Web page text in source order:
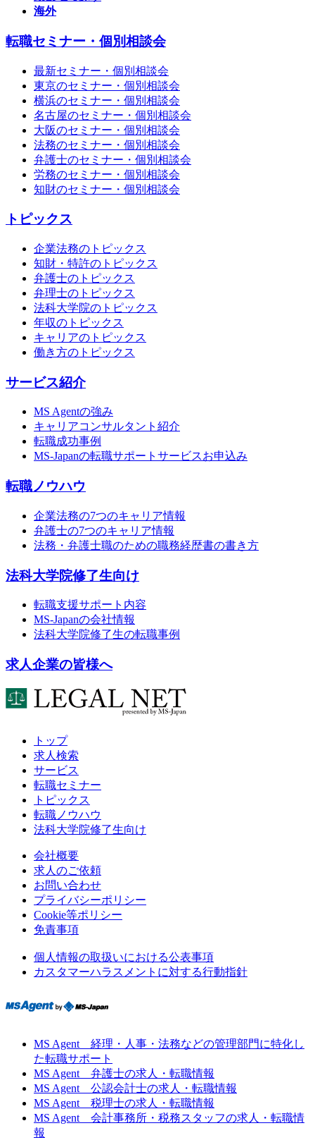
海外
転職セミナー・個別相談会
最新セミナー・個別相談会
東京のセミナー・個別相談会
横浜のセミナー・個別相談会
名古屋のセミナー・個別相談会
大阪のセミナー・個別相談会
法務のセミナー・個別相談会
弁護士のセミナー・個別相談会
労務のセミナー・個別相談会
知財のセミナー・個別相談会
トピックス
企業法務のトピックス
知財・特許のトピックス
弁護士のトピックス
弁理士のトピックス
法科大学院のトピックス
年収のトピックス
キャリアのトピックス
働き方のトピックス
サービス紹介
MS Agentの強み
キャリアコンサルタント紹介
転職成功事例
MS-Japanの転職サポートサービスお申込み
転職ノウハウ
企業法務の7つのキャリア情報
弁護士の7つのキャリア情報
法務・弁護士職のための職務経歴書の書き方
法科大学院修了生向け
転職支援サポート内容
MS-Japanの会社情報
法科大学院修了生の転職事例
求人企業の皆様へ
トップ
求人検索
サービス
転職セミナー
トピックス
転職ノウハウ
法科大学院修了生向け
会社概要
求人のご依頼
お問い合わせ
プライバシーポリシー
Cookie等ポリシー
免責事項
個人情報の取扱いにおける公表事項
カスタマーハラスメントに対する行動指針
MS Agent 経理・人事・法務などの管理部門に特化し
た転職サポート
MS Agent 弁護士の求人・転職情報
MS Agent 公認会計士の求人・転職情報
MS Agent 税理士の求人・転職情報
MS Agent 会計事務所・税務スタッフの求人・転職情
報